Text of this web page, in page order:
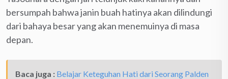
bersumpah bahwa janin buah hatinya akan dilindungi
dari bahaya besar yang akan menemuinya di masa
depan.
Baca juga : Belajar Keteguhan Hati dari Seorang Palden